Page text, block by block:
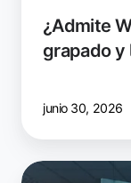
¿Admite
grapado y
junio 30, 2026
Windows